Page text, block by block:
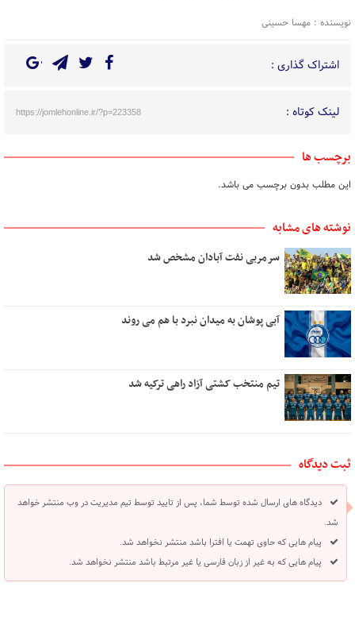
نویسنده : مهسا حسینی
اشتراک گذاری :
لینک کوتاه : https://jomlehonline.ir/?p=223358
برچسب ها
این مطلب بدون برچسب می باشد.
نوشته های مشابه
سرمربی نفت آبادان مشخص شد
آبی پوشان به میدان نبرد با هم می روند
تیم منتخب کشتی آزاد راهی ترکیه شد
ثبت دیدگاه
دیدگاه های ارسال شده توسط شما، پس از تایید توسط تیم مدیریت در وب منتشر خواهد
شد.
پیام هایی که حاوی تهمت یا افترا باشد منتشر نخواهد شد.
پیام هایی که به غیر از زبان فارسی یا غیر مرتبط باشد منتشر نخواهد شد.